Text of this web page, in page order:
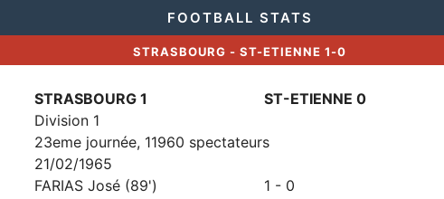
FOOTBALL STATS
STRASBOURG - ST-ETIENNE 1-0
STRASBOURG 1
ST-ETIENNE 0
Division 1
23eme journée, 11960 spectateurs
21/02/1965
FARIAS José (89')
1 - 0